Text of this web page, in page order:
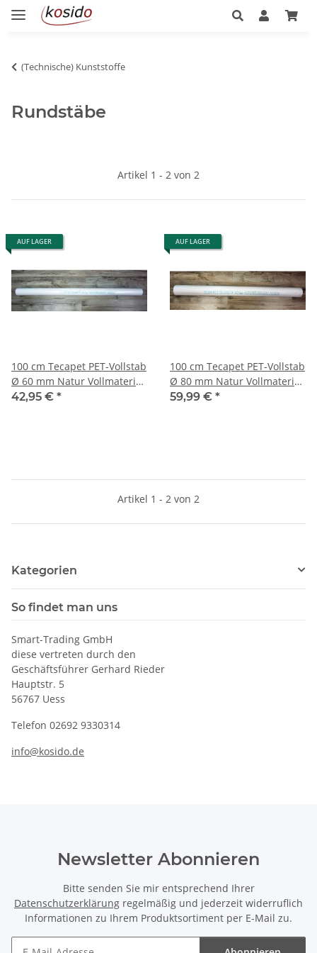
(Technische) Kunststoffe
Rundstäbe
Artikel 1 - 2 von 2
AUF LAGER
100 cm Tecapet PET-Vollstab
Ø 60 mm Natur Vollmaterial
Technischer Kunststoff
42,95 € *
AUF LAGER
100 cm Tecapet PET-Vollstab
Ø 80 mm Natur Vollmaterial
Technischer Kunststoff
59,99 € *
Artikel 1 - 2 von 2
Kategorien
So findet man uns
Smart-Trading GmbH
diese vertreten durch den
Geschäftsführer Gerhard Rieder
Hauptstr. 5
56767 Uess
Telefon 02692 9330314
info@kosido.de
Newsletter Abonnieren
Bitte senden Sie mir entsprechend Ihrer
Datenschutzerklärung regelmäßig und jederzeit widerruflich
Informationen zu Ihrem Produktsortiment per E-Mail zu.